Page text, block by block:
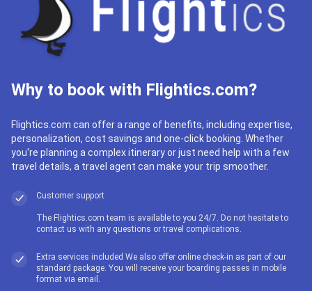
Why to book with Flightics.com?
Flightics.com can offer a range of benefits, including expertise,
personalization, cost savings and one-click booking. Whether
you're planning a complex itinerary or just need help with a few
travel details, a travel agent can make your trip smoother.
Customer support
The Flightics.com team is available to you 24/7. Do not hesitate to
contact us with any questions or travel complications.
Extra services included We also offer online check-in as part of our
standard package. You will receive your boarding passes in mobile
format via email.